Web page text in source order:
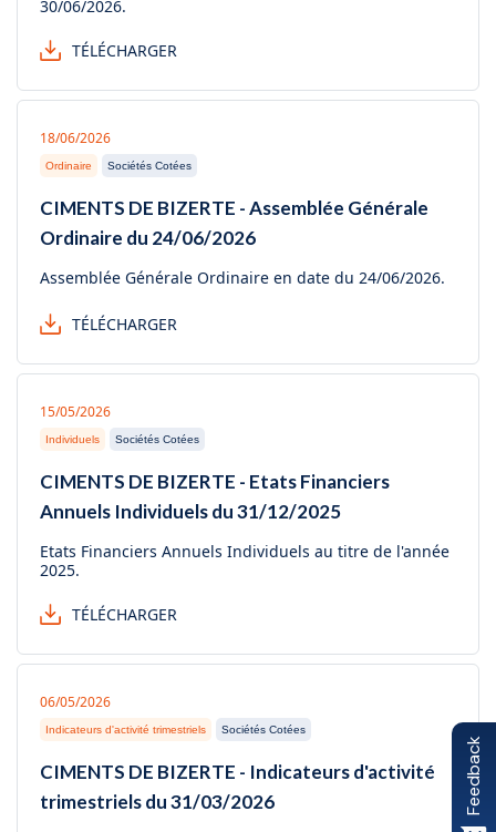
30/06/2026.
TÉLÉCHARGER
18/06/2026
Ordinaire Sociétés Cotées
CIMENTS DE BIZERTE - Assemblée Générale
Ordinaire du 24/06/2026
Assemblée Générale Ordinaire en date du 24/06/2026.
TÉLÉCHARGER
15/05/2026
Individuels Sociétés Cotées
CIMENTS DE BIZERTE - Etats Financiers
Annuels Individuels du 31/12/2025
Etats Financiers Annuels Individuels au titre de l'année
2025.
TÉLÉCHARGER
06/05/2026
Indicateurs d'activité trimestriels Sociétés Cotées
CIMENTS DE BIZERTE - Indicateurs d'activité
trimestriels du 31/03/2026
Feedback